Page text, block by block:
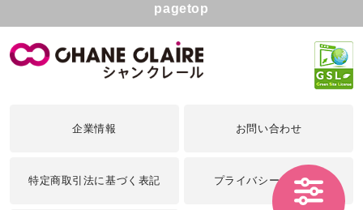
pagetop
企業情報 お問い合わせ
特定商取引法に基づく表記 プライバシーポリシー